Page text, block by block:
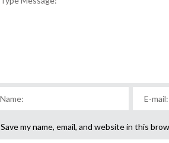
Save my name, email, and website in this